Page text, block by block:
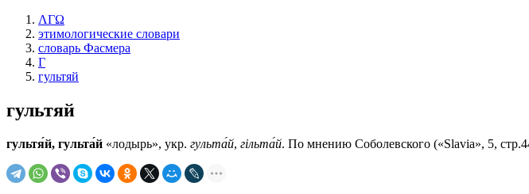
ΛΓΩ
этимологические словари
словарь Фасмера
Г
гультяй
гультяй
гультя́й, гульта́й «лодырь», укр. гульта́й, гiльта́й. По мнению Соболевского («Slavia», 5,